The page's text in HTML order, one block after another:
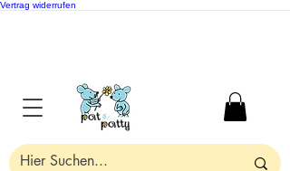
Vertrag widerrufen